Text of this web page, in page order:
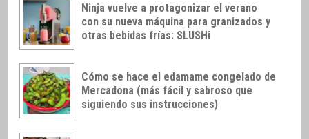
Ninja vuelve a protagonizar el verano
con su nueva máquina para granizados y
otras bebidas frías: SLUSHi
Cómo se hace el edamame congelado de
Mercadona (más fácil y sabroso que
siguiendo sus instrucciones)